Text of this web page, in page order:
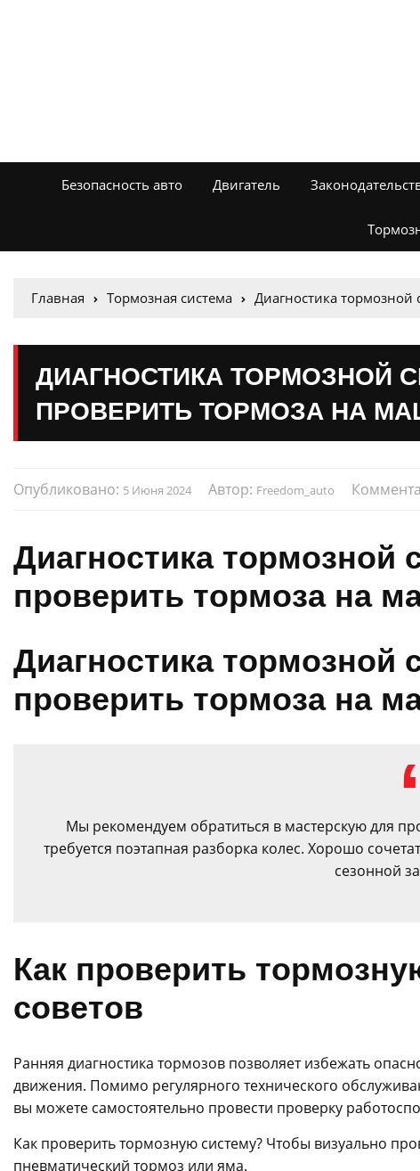
Безопасность авто Двигатель
Главная Тормозная система Диагностика
ДИАГНОСТИКА ТОРМОЗНОЙ
ПРОВЕРИТЬ ТОРМОЗА НА
Опубликовано: 5 Июня 2024 Автор: Freedom_auto
Диагностика тормозной
проверить тормоза на
Диагностика тормозной
проверить тормоза на
Мы рекомендуем обратиться в мастерскую для
требуется поэтапная разборка колес. Хорошо
сезонной
Как проверить
советов
Ранняя диагностика тормозов позволяет избежать
движения. Помимо регулярного технического
вы можете самостоятельно провести проверку
Как проверить тормозную систему? Чтобы визуально
пневматический тормоз или яма.